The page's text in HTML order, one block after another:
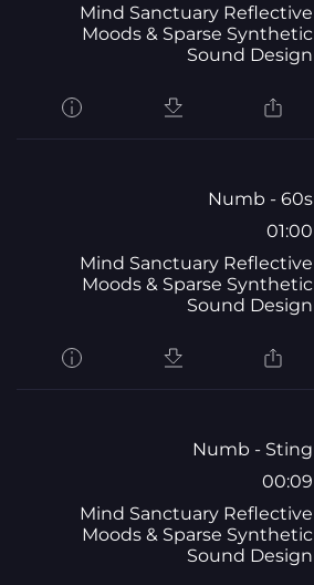
Mind Sanctuary Reflective
Moods & Sparse Synthetic
Sound Design
Numb - 60s
01:00
Mind Sanctuary Reflective
Moods & Sparse Synthetic
Sound Design
Numb - Sting
00:09
Mind Sanctuary Reflective
Moods & Sparse Synthetic
Sound Design